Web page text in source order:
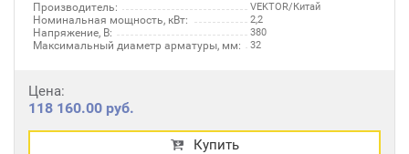
Производитель: VEKTOR/Китай
Номинальная мощность, кВт: 2,2
Напряжение, В: 380
Максимальный диаметр арматуры, мм: 32
Цена:
118 160.00 руб.
Купить